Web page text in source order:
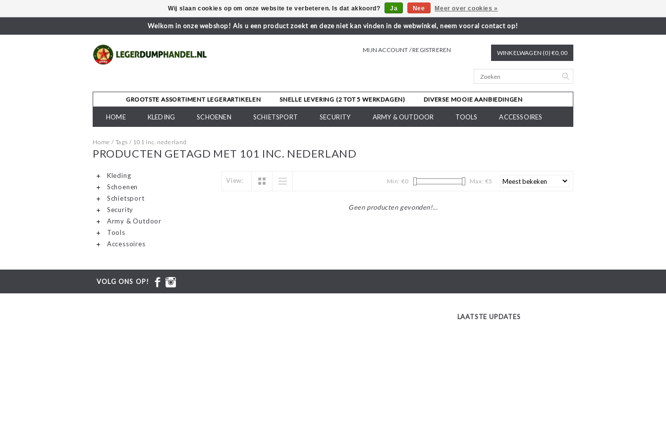
Welkom in onze webshop! Als u een product zoekt en deze niet kan vinden in de webwinkel, neem vooral contact op!
MIJN ACCOUNT / REGISTREREN WINKELWAGEN (0) €0,00
GROOTSTE ASSORTIMENT LEGERARTIKELEN SNELLE LEVERING (2 TOT 5 WERKDAGEN) DIVERSE MOOIE AANBIEDINGEN
HOME KLEDING SCHOENEN SCHIETSPORT SECURITY ARMY & OUTDOOR TOOLS ACCESSOIRES
Home / Tags / 101 inc. nederland
PRODUCTEN GETAGD MET 101 INC. NEDERLAND
Kleding
Schoenen
Schietsport
Security
Army & Outdoor
Tools
Accessoires
View: Min: €0 Max: €5
Geen producten gevonden!...
VOLG ONS OP!
LAATSTE UPDATES
Wij slaan cookies op om onze website te verbeteren. Is dat akkoord? Ja Nee Meer over cookies »